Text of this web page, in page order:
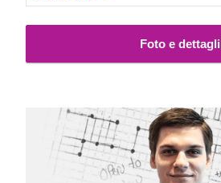
informazioni.
Foto e dettagli